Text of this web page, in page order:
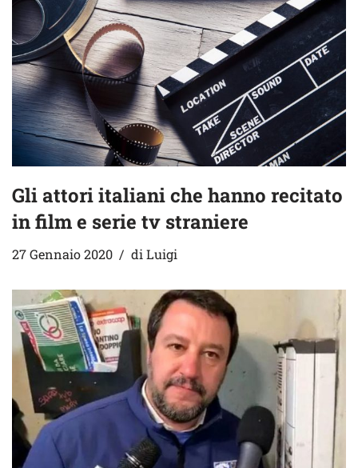
Gli attori italiani che hanno recitato
in film e serie tv straniere
27 Gennaio 2020 di Luigi